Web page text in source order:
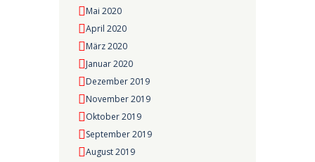
Mai 2020
April 2020
März 2020
Januar 2020
Dezember 2019
November 2019
Oktober 2019
September 2019
August 2019